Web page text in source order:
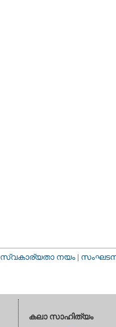
സ്വകാര്യതാ നയം |
കലാ സാഹിത്യം